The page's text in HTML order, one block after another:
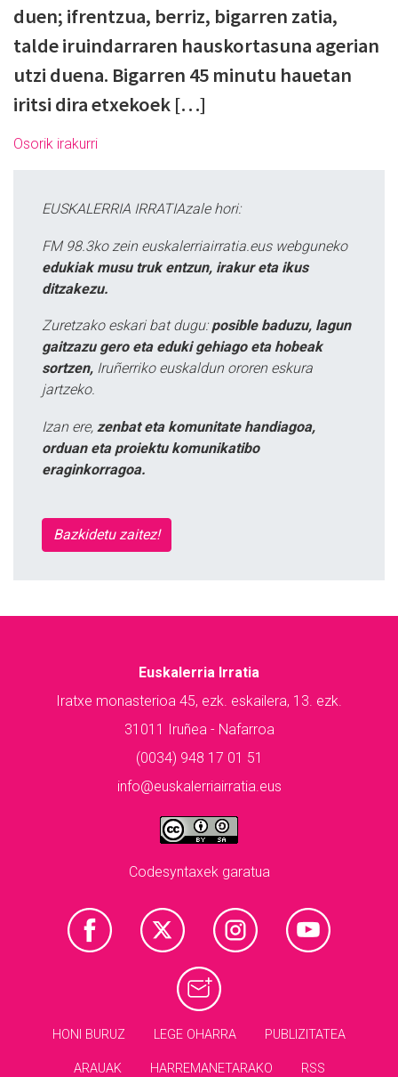
duen; ifrentzua, berriz, bigarren zatia,
talde iruindarraren hauskortasuna agerian
utzi duena. Bigarren 45 minutu hauetan
iritsi dira etxekoek […]
Osorik irakurri
EUSKALERRIA IRRATIAzale hori:
FM 98.3ko zein euskalerriairratia.eus webguneko
edukiak musu truk entzun, irakur eta ikus
ditzakezu.
Zuretzako eskari bat dugu: posible baduzu, lagun
gaitzazu gero eta eduki gehiago eta hobeak
sortzen, Iruñerriko euskaldun ororen eskura
jartzeko.
Izan ere, zenbat eta komunitate handiagoa,
orduan eta proiektu komunikatibo
eraginkorragoa.
Bazkidetu zaitez!
Euskalerria Irratia
Iratxe monasterioa 45, ezk. eskailera, 13. ezk.
31011 Iruñea - Nafarroa
(0034) 948 17 01 51
info@euskalerriairratia.eus
Codesyntaxek garatua
HONI BURUZ LEGE OHARRA PUBLIZITATEA
ARAUAK HARREMANETARAKO RSS